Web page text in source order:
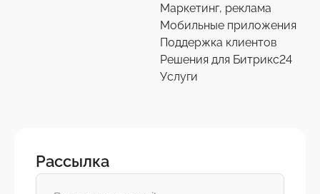
Маркетинг, реклама
Мобильные приложения
Поддержка клиентов
Решения для Битрикс24
Услуги
Рассылка